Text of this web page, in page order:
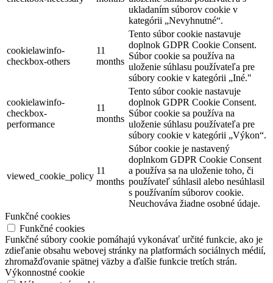
ukladaním súborov cookie v
kategórii „Nevyhnutné“.
cookielawinfo-
checkbox-others
11
months
Tento súbor cookie nastavuje
doplnok GDPR Cookie Consent.
Súbor cookie sa používa na
uloženie súhlasu používateľa pre
súbory cookie v kategórii „Iné."
cookielawinfo-
checkbox-
performance
11
months
Tento súbor cookie nastavuje
doplnok GDPR Cookie Consent.
Súbor cookie sa používa na
uloženie súhlasu používateľa pre
súbory cookie v kategórii „Výkon“.
viewed_cookie_policy
11
months
Súbor cookie je nastavený
doplnkom GDPR Cookie Consent
a používa sa na uloženie toho, či
používateľ súhlasil alebo nesúhlasil
s používaním súborov cookie.
Neuchováva žiadne osobné údaje.
Funkčné cookies
Funkčné cookies
Funkčné súbory cookie pomáhajú vykonávať určité funkcie, ako je
zdieľanie obsahu webovej stránky na platformách sociálnych médií,
zhromažďovanie spätnej väzby a ďalšie funkcie tretích strán.
Výkonnostné cookie